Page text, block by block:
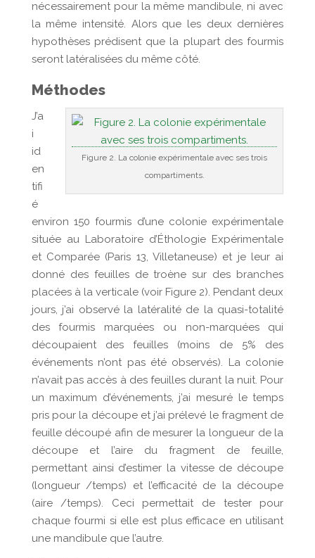
nécessairement pour la même mandibule, ni avec
la même intensité. Alors que les deux dernières
hypothèses prédisent que la plupart des fourmis
seront latéralisées du même côté.
Méthodes
Figure 2. La colonie expérimentale avec ses trois
compartiments.
J’a
i
id
en
tifi
é
environ 150 fourmis d’une colonie expérimentale
située au Laboratoire d’Éthologie Expérimentale
et Comparée (Paris 13, Villetaneuse) et je leur ai
donné des feuilles de troène sur des branches
placées à la verticale (voir Figure 2). Pendant deux
jours, j’ai observé la latéralité de la quasi-totalité
des fourmis marquées ou non-marquées qui
découpaient des feuilles (moins de 5% des
événements n’ont pas été observés). La colonie
n’avait pas accès à des feuilles durant la nuit. Pour
un maximum d’événements, j’ai mesuré le temps
pris pour la découpe et j’ai prélevé le fragment de
feuille découpé afin de mesurer la longueur de la
découpe et l’aire du fragment de feuille,
permettant ainsi d’estimer la vitesse de découpe
(longueur /temps) et l’efficacité de la découpe
(aire /temps). Ceci permettait de tester pour
chaque fourmi si elle est plus efficace en utilisant
une mandibule que l’autre.